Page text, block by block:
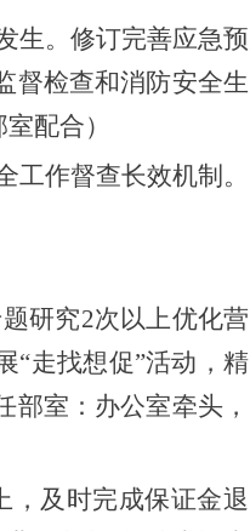
生。修订完善应急预
督检查和消防安全生
室配合）
工作督查长效机制。
研究2次以上优化营
“走找想促”活动，精
部室： 办公室牵头，
，及时完成保证金退